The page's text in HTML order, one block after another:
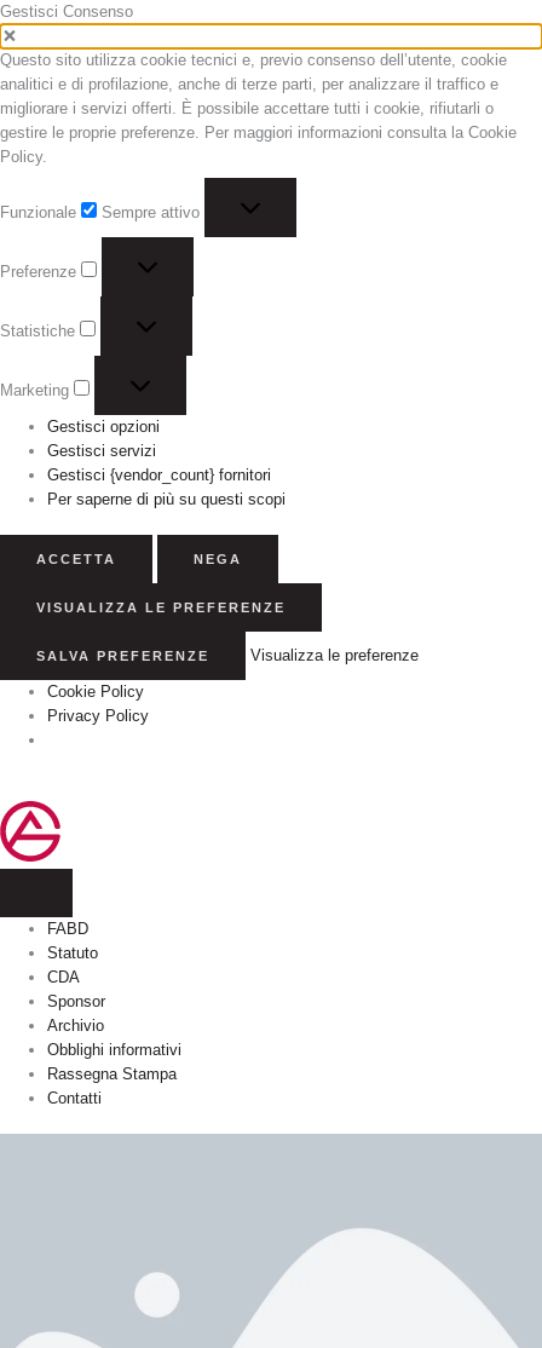
Gestisci Consenso
Questo sito utilizza cookie tecnici e, previo consenso dell’utente, cookie
analitici e di profilazione, anche di terze parti, per analizzare il traffico e
migliorare i servizi offerti. È possibile accettare tutti i cookie, rifiutarli o
gestire le proprie preferenze. Per maggiori informazioni consulta la Cookie
Policy.
Funzionale
Funzionale
Sempre attivo
Preferenze
Preferenze
Statistiche
Statistiche
Marketing
Marketing
Gestisci opzioni
Gestisci servizi
Gestisci {vendor_count} fornitori
Per saperne di più su questi scopi
ACCETTA NEGA
VISUALIZZA LE PREFERENZE
SALVA PREFERENZE
Visualizza le preferenze
Cookie Policy
Privacy Policy
Vai
al
contenuto
FABD
Statuto
CDA
Sponsor
Archivio
Obblighi informativi
Rassegna Stampa
Contatti